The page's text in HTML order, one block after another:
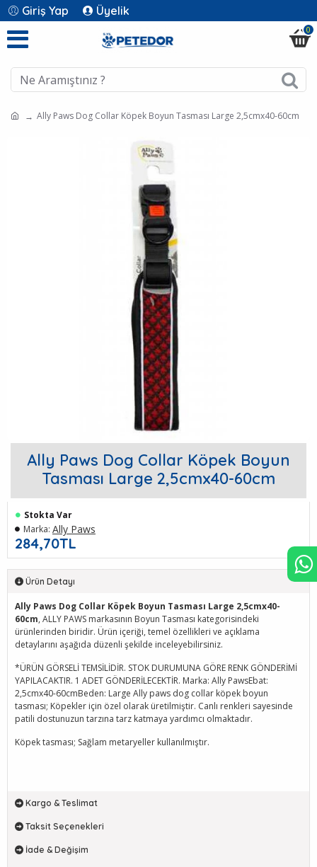
Giriş Yap Üyelik
0
Ally Paws Dog Collar Köpek Boyun Tasması Large 2,5cmx40-60cm
Ally Paws Dog Collar Köpek Boyun
Tasması Large 2,5cmx40-60cm
284,70TL
Stokta Var
Marka: Ally Paws
Ürün Detayı
Ally Paws Dog Collar Köpek Boyun Tasması Large 2,5cmx40-
60cm, ALLY PAWS markasının Boyun Tasması kategorisindeki
ürünlerinden biridir. Ürün içeriği, temel özellikleri ve açıklama
detaylarını aşağıda düzenli şekilde inceleyebilirsiniz.
*ÜRÜN GÖRSELİ TEMSİLİDİR. STOK DURUMUNA GÖRE RENK GÖNDERİMİ
YAPILACAKTIR. 1 ADET GÖNDERİLECEKTİR. Marka: Ally PawsEbat:
2,5cmx40-60cmBeden: Large Ally paws dog collar köpek boyun
tasması; Köpekler için özel olarak üretilmiştir. Canlı renkleri sayesinde
patili dostunuzun tarzına tarz katmaya yardımcı olmaktadır.
Köpek tasması; Sağlam metaryeller kullanılmıştır.
Kargo & Teslimat
Taksit Seçenekleri
İade & Değişim